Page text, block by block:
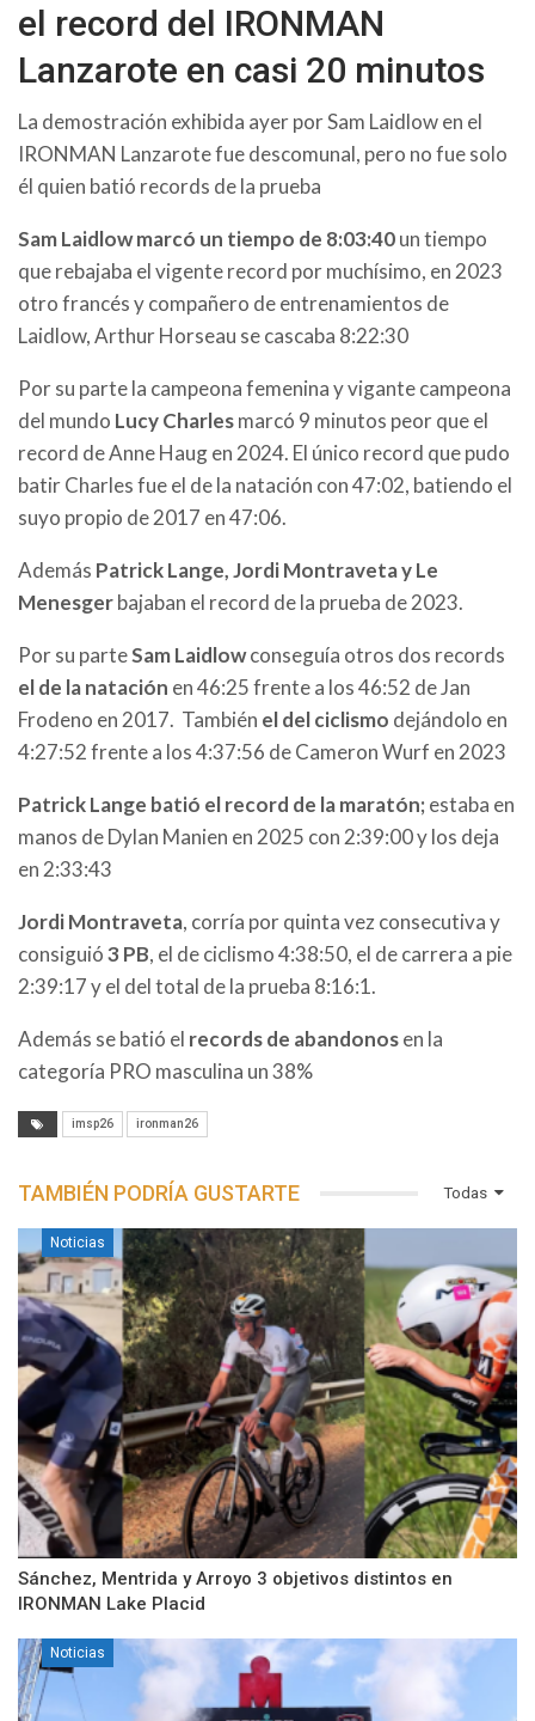
el record del IRONMAN
Lanzarote en casi 20 minutos
La demostración exhibida ayer por Sam Laidlow en el
IRONMAN Lanzarote fue descomunal, pero no fue solo
él quien batió records de la prueba
Sam Laidlow marcó un tiempo de 8:03:40un tiempo
que rebajaba el vigente record por muchísimo, en 2023
otro francés y compañero de entrenamientos de
Laidlow, Arthur Horseau se cascaba 8:22:30
Por su parte la campeona femenina y vigante campeona
del mundo Lucy Charlesmarcó 9 minutos peor que el
record de Anne Haug en 2024. El único record que pudo
batir Charles fue el de la natación con 47:02, batiendo el
suyo propio de 2017 en 47:06.
Además Patrick Lange, Jordi Montraveta y Le
Menesgerbajaban el record de la prueba de 2023.
Por su parteSam Laidlowconseguía otros dos records
el de la natación en 46:25 frente a los 46:52 de Jan
Frodeno en 2017. También el del ciclismo dejándolo en
4:27:52 frente a los 4:37:56 de Cameron Wurf en 2023
Patrick Lange batió el record de la maratón; estaba en
manos de Dylan Manien en 2025 con 2:39:00 y los deja
en 2:33:43
Jordi Montraveta, corría por quinta vez consecutiva y
consiguió3 PB, el de ciclismo 4:38:50, el de carrera a pie
2:39:17 y el del total de la prueba 8:16:1.
Además se batió el records de abandonosen la
categoría PRO masculina un 38%
imsp26 ironman26
Todas
TAMBIÉN PODRÍA GUSTARTE
Noticias
Sánchez, Mentrida y Arroyo 3 objetivos distintos en
IRONMAN Lake Placid
Noticias